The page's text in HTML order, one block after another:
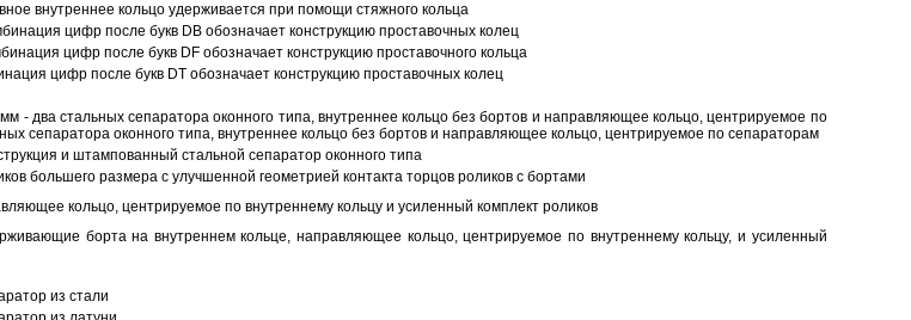
внутреннее кольцо удерживается при помощи стяжного кольца
цифр после букв DB обозначает конструкцию проставочных колец
цифр после букв DF обозначает конструкцию проставочного кольца
цифр после букв DT обозначает конструкцию проставочных колец
два стальных сепаратора оконного типа, внутреннее кольцо без бортов и направляющее кольцо, центрируемое по
сепаратора оконного типа, внутреннее кольцо без бортов и направляющее кольцо, центрируемое по сепараторам
и штампованный стальной сепаратор оконного типа
большего размера с улучшенной геометрией контакта торцов роликов с бортами
кольцо, центрируемое по внутреннему кольцу и усиленный комплект роликов
борта на внутреннем кольце, направляющее кольцо, центрируемое по внутреннему кольцу, и усиленный
из стали